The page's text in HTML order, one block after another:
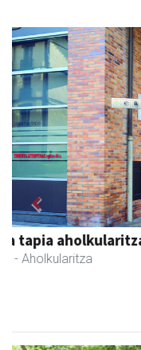
Zubimusu Ikastola
Zizurkil - Hezkuntza
Previous